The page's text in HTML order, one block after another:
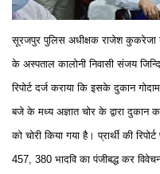
सूरजपुर पुलिस अधीक्षक राजेश कुकरेजा
के अस्पताल कालोनी निवासी संजय
रिपोर्ट दर्ज कराया कि इसके दुकान
बजे के मध्य अज्ञात चोर के द्वारा
को चोरी किया गया है। प्रार्थी की
457, 380 भादवि का पंजीबद्ध कर